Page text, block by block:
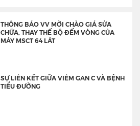
THÔNG BÁO VV MỜI CHÀO GIÁ SỬA
CHỮA, THAY THẾ BỘ ĐẾM VÒNG CỦA
MÁY MSCT 64 LÁT
SỰ LIÊN KẾT GIỮA VIÊM GAN C VÀ BỆNH
TIỂU ĐƯỜNG